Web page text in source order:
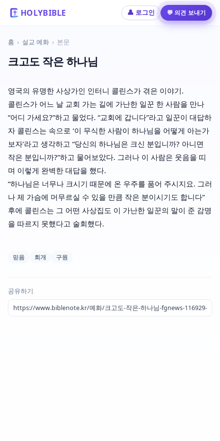
HOLYBIBLE 👤 로그인 💬 의견 보내기
홈 › 설교 예화 › 본문
크고도 작은 하나님
영국의 유명한 사상가인 인터니 콜린스가 겪은 이야기.
콜린스가 어느 날 교회 가는 길에 가난한 일꾼 한 사람을 만나
“어디 가세요?”하고 물었다. “교회에 갑니다”라고 일꾼이 대답하
자 콜린스는 속으로 ‘이 무식한 사람이 하나님을 어떻게 아는가
보자’라고 생각하고 “당신의 하나님은 크신 분입니까? 아니면
작은 분입니까?”하고 물어보았다. 그러나 이 사람은 웃음을 띠
며 이렇게 완벽한 대답을 했다.
“하나님은 너무나 크시기 때문에 온 우주를 품어 주시지요. 그러
나 제 가슴에 머무르실 수 있을 만큼 작은 분이시기도 합니다”
후에 콜린스는 그 어떤 사상집도 이 가난한 일꾼의 말이 준 감명
을 따르지 못했다고 술회했다.
믿음 회개 구원
공유하기